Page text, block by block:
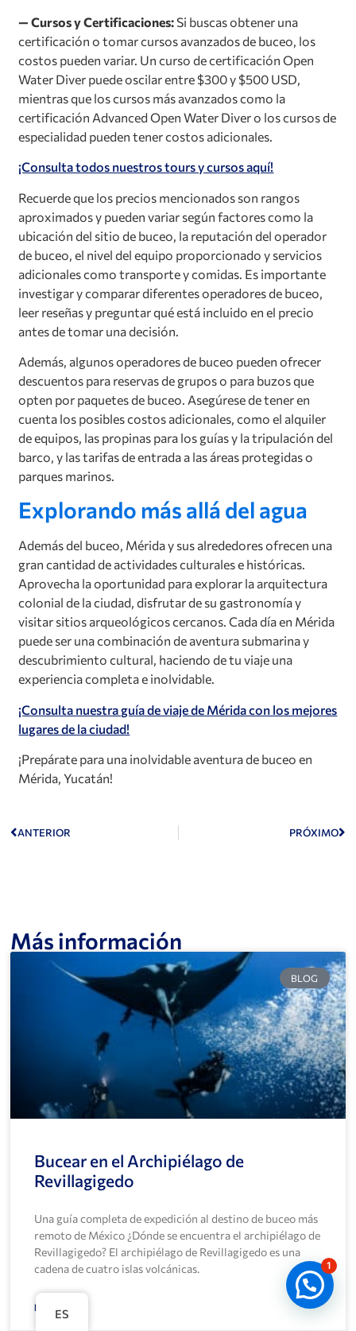
— Cursos y Certificaciones: Si buscas obtener una
certificación o tomar cursos avanzados de buceo, los
costos pueden variar. Un curso de certificación Open
Water Diver puede oscilar entre $300 y $500 USD,
mientras que los cursos más avanzados como la
certificación Advanced Open Water Diver o los cursos de
especialidad pueden tener costos adicionales.
¡Consulta todos nuestros tours y cursos aquí!
Recuerde que los precios mencionados son rangos
aproximados y pueden variar según factores como la
ubicación del sitio de buceo, la reputación del operador
de buceo, el nivel del equipo proporcionado y servicios
adicionales como transporte y comidas. Es importante
investigar y comparar diferentes operadores de buceo,
leer reseñas y preguntar qué está incluido en el precio
antes de tomar una decisión.
Además, algunos operadores de buceo pueden ofrecer
descuentos para reservas de grupos o para buzos que
opten por paquetes de buceo. Asegúrese de tener en
cuenta los posibles costos adicionales, como el alquiler
de equipos, las propinas para los guías y la tripulación del
barco, y las tarifas de entrada a las áreas protegidas o
parques marinos.
Explorando más allá del agua
Además del buceo, Mérida y sus alrededores ofrecen una
gran cantidad de actividades culturales e históricas.
Aprovecha la oportunidad para explorar la arquitectura
colonial de la ciudad, disfrutar de su gastronomía y
visitar sitios arqueológicos cercanos. Cada día en Mérida
puede ser una combinación de aventura submarina y
descubrimiento cultural, haciendo de tu viaje una
experiencia completa e inolvidable.
¡Consulta nuestra guía de viaje de Mérida con los mejores
lugares de la ciudad!
¡Prepárate para una inolvidable aventura de buceo en
Mérida, Yucatán!
ANTERIOR PRÓXIMO
Más información
BLOG
Bucear en el Archipiélago de
Revillagigedo
Una guía completa de expedición al destino de buceo más
remoto de México ¿Dónde se encuentra el archipiélago de
Revillagigedo? El archipiélago de Revillagigedo es una
cadena de cuatro islas volcánicas.
LEER MÁS
ES
1